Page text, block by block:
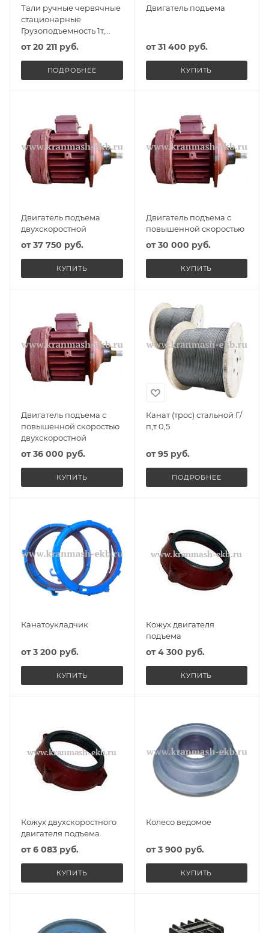
Тали ручные червячные
стационарные
Грузоподъемность 1т,
Высота подъема б/цепи,
Исполнение ВБИ
от20 211 руб.
ПОДРОБНЕЕ
Двигатель подъема
от31 400 руб.
КУПИТЬ
Двигатель подъема
двухскоростной
от37 750 руб.
КУПИТЬ
Двигатель подъема с
повышенной скоростью
от30 000 руб.
КУПИТЬ
Двигатель подъема с
повышенной скоростью
двухскоростной
от36 000 руб.
КУПИТЬ
Канат (трос) стальной Г/
п,т 0,5
от95 руб.
ПОДРОБНЕЕ
Канатоукладчик
от3 200 руб.
КУПИТЬ
Кожух двигателя
подъема
от4 300 руб.
КУПИТЬ
Кожух двухскоростного
двигателя подъема
от6 083 руб.
КУПИТЬ
Колесо ведомое
от3 900 руб.
КУПИТЬ